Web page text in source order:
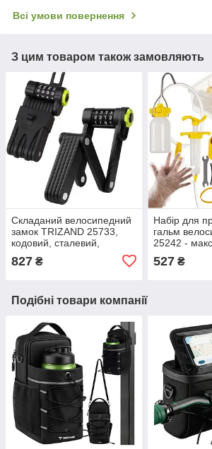
Всі умови повернення
З цим товаром також замовляють
Складаний велосипедний
замок TRIZAND 25733,
кодовий, сталевий,
827 ₴
Набір для
гальм
25242 -
527₴
Подібні товари компанії